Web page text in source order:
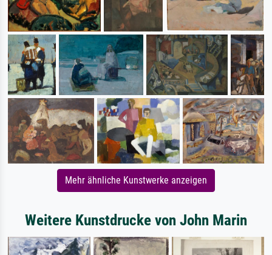
Mehr ähnliche Kunstwerke anzeigen
Weitere Kunstdrucke von John Marin